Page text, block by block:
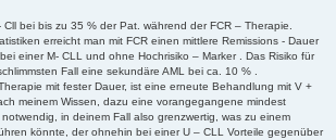
bei bis zu 35 % der Pat. während der FCR – Therapie.
erreicht man mit FCR einen mittlere Remissions - Dauer
einer M- CLL und ohne Hochrisiko – Marker . Das Risiko für
Fall eine sekundäre AML bei ca. 10 % .
mit fester Dauer, ist eine erneute Behandlung mit V +
meinem Wissen, dazu eine vorangegangene mindest
in deinem Fall also grenzwertig, was zu einem
könnte, der ohnehin bei einer U – CLL Vorteile gegenüber